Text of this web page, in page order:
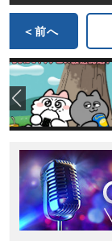
＜前へ